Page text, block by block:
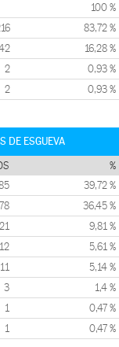
100 %
83,72 %
16,28 %
2 0,93 %
2 0,93 %
DE ESGUEVA
%
39,72 %
78 36,45 %
21 9,81 %
12 5,61 %
11 5,14 %
3 1,4 %
1 0,47 %
1 0,47 %